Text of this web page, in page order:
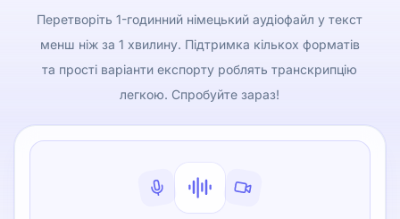
Перетворіть 1-годинний німецький аудіофайл у текст
менш ніж за 1 хвилину. Підтримка кількох форматів
та прості варіанти експорту роблять транскрипцію
легкою. Спробуйте зараз!